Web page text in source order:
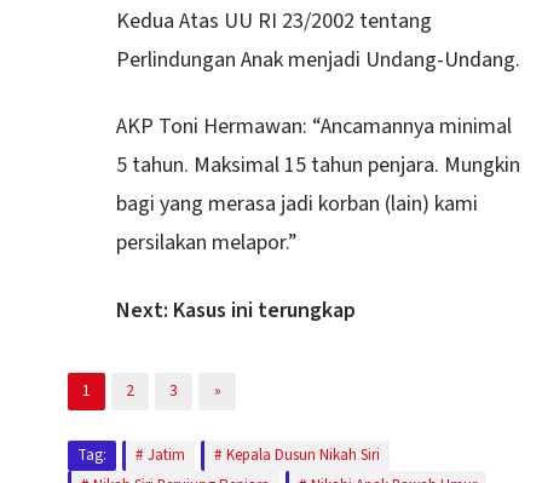
Kedua Atas UU RI 23/2002 tentang
Perlindungan Anak menjadi Undang-Undang.
AKP Toni Hermawan: “Ancamannya minimal
5 tahun. Maksimal 15 tahun penjara. Mungkin
bagi yang merasa jadi korban (lain) kami
persilakan melapor.”
Next: Kasus ini terungkap
1 2 3 »
Tag: Jatim
Kepala Dusun Nikah Siri